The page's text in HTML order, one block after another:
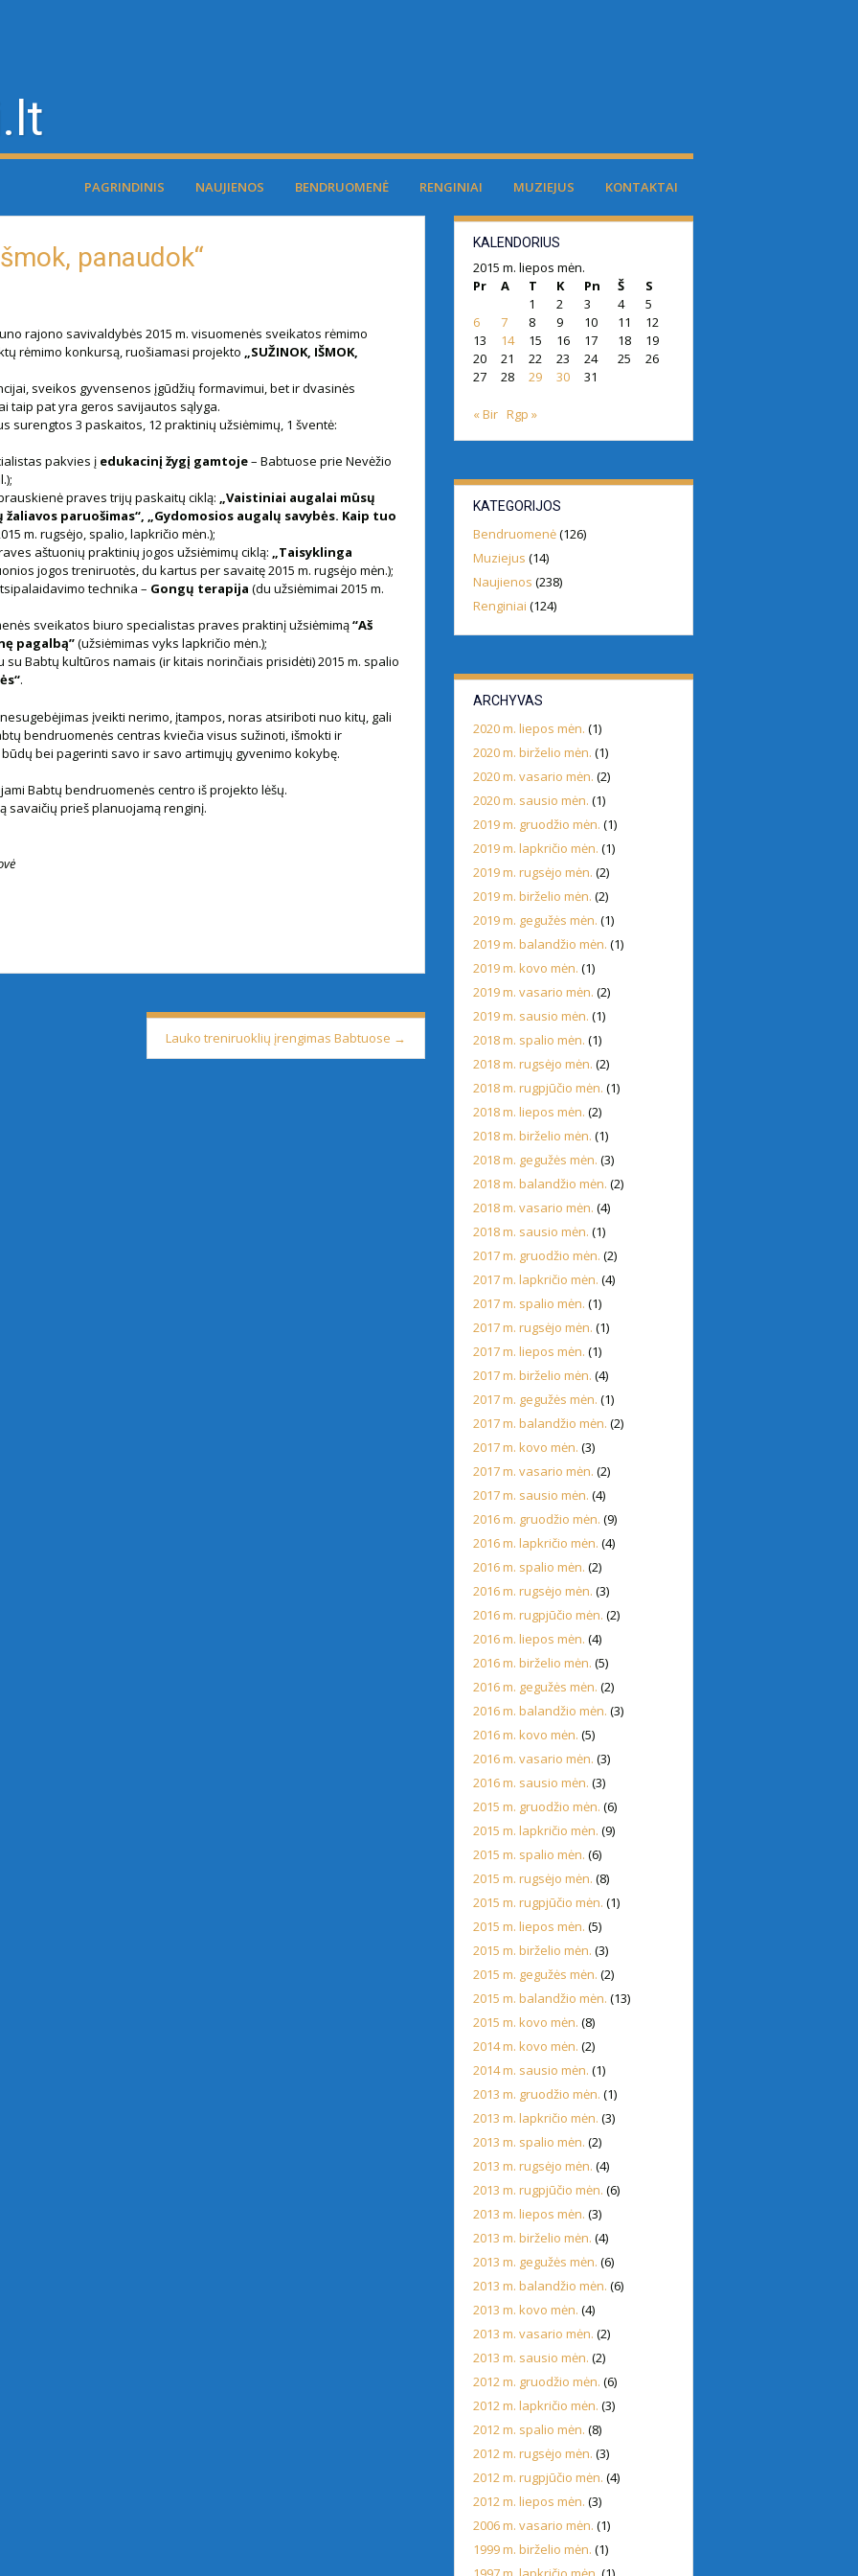
PAGRINDINIS NAUJIENOS BENDRUOMENĖ RENGINIAI MUZIEJUS KONTAKTAI
panaudok“
rajono savivaldybės 2015 m. visuomenės sveikatos rėmimo
rėmimo konkursą, ruošiamasi projekto
„SUŽINOK, IŠMOK,
sveikos gyvensenos įgūdžių formavimui, bet ir dvasinės
taip pat yra geros savijautos sąlyga.
surengtos 3 paskaitos, 12 praktinių užsiėmimų, 1 šventė:
pakvies į edukacinį žygį gamtoje– Babtuose prie Nevėžio
praves trijų paskaitų ciklą: „Vaistiniai augalai mūsų
paruošimas“, „Gydomosios augalų savybės. Kaip tuo
m. rugsėjo, spalio, lapkričio mėn.);
aštuonių praktinių jogos užsiėmimų ciklą: „Taisyklinga
jogos treniruotės, du kartus per savaitę 2015 m. rugsėjo mėn.);
technika – Gongų terapija (du užsiėmimai 2015 m.
sveikatos biuro specialistas praves praktinį užsiėmimą“Aš
pagalbą”(užsiėmimas vyks lapkričio mėn.);
Babtų kultūros namais (ir kitais norinčiais prisidėti) 2015 m. spalio
.
įveikti nerimo, įtampos, noras atsiriboti nuo kitų, gali
bendruomenės centras kviečia visus sužinoti, išmokti ir
bei pagerinti savo ir savo artimųjų gyvenimo kokybę.
Babtų bendruomenės centro iš projekto lėšų.
savaičių prieš planuojamą renginį.
Lauko treniruoklių įrengimas Babtuose →
KALENDORIUS
2015 m. liepos mėn.
Pr
A T K Pn Š
S
1
2 3 4
5
6
7 8 9 10 11
12
13
14 15 16 17 18
19
20
21 22 23 24 25
26
27
28 29 30 31
« Bir Rgp »
KATEGORIJOS
Bendruomenė(126)
Muziejus (14)
Naujienos (238)
Renginiai (124)
ARCHYVAS
2020 m. liepos mėn. (1)
2020 m. birželio mėn. (1)
2020 m. vasario mėn. (2)
2020 m. sausio mėn. (1)
2019 m. gruodžio mėn. (1)
2019 m. lapkričio mėn. (1)
2019 m. rugsėjo mėn. (2)
2019 m. birželio mėn. (2)
2019 m. gegužės mėn. (1)
2019 m. balandžio mėn. (1)
2019 m. kovo mėn. (1)
2019 m. vasario mėn. (2)
2019 m. sausio mėn. (1)
2018 m. spalio mėn. (1)
2018 m. rugsėjo mėn. (2)
2018 m. rugpjūčio mėn. (1)
2018 m. liepos mėn. (2)
2018 m. birželio mėn. (1)
2018 m. gegužės mėn. (3)
2018 m. balandžio mėn. (2)
2018 m. vasario mėn. (4)
2018 m. sausio mėn. (1)
2017 m. gruodžio mėn. (2)
2017 m. lapkričio mėn. (4)
2017 m. spalio mėn. (1)
2017 m. rugsėjo mėn. (1)
2017 m. liepos mėn. (1)
2017 m. birželio mėn. (4)
2017 m. gegužės mėn. (1)
2017 m. balandžio mėn. (2)
2017 m. kovo mėn. (3)
2017 m. vasario mėn. (2)
2017 m. sausio mėn. (4)
2016 m. gruodžio mėn. (9)
2016 m. lapkričio mėn. (4)
2016 m. spalio mėn. (2)
2016 m. rugsėjo mėn. (3)
2016 m. rugpjūčio mėn. (2)
2016 m. liepos mėn. (4)
2016 m. birželio mėn. (5)
2016 m. gegužės mėn. (2)
2016 m. balandžio mėn. (3)
2016 m. kovo mėn. (5)
2016 m. vasario mėn. (3)
2016 m. sausio mėn. (3)
2015 m. gruodžio mėn. (6)
2015 m. lapkričio mėn. (9)
2015 m. spalio mėn. (6)
2015 m. rugsėjo mėn. (8)
2015 m. rugpjūčio mėn. (1)
2015 m. liepos mėn. (5)
2015 m. birželio mėn. (3)
2015 m. gegužės mėn. (2)
2015 m. balandžio mėn. (13)
2015 m. kovo mėn. (8)
2014 m. kovo mėn. (2)
2014 m. sausio mėn. (1)
2013 m. gruodžio mėn. (1)
2013 m. lapkričio mėn. (3)
2013 m. spalio mėn. (2)
2013 m. rugsėjo mėn. (4)
2013 m. rugpjūčio mėn. (6)
2013 m. liepos mėn. (3)
2013 m. birželio mėn. (4)
2013 m. gegužės mėn. (6)
2013 m. balandžio mėn. (6)
2013 m. kovo mėn. (4)
2013 m. vasario mėn. (2)
2013 m. sausio mėn. (2)
2012 m. gruodžio mėn. (6)
2012 m. lapkričio mėn. (3)
2012 m. spalio mėn. (8)
2012 m. rugsėjo mėn. (3)
2012 m. rugpjūčio mėn. (4)
2012 m. liepos mėn. (3)
2006 m. vasario mėn. (1)
1999 m. birželio mėn. (1)